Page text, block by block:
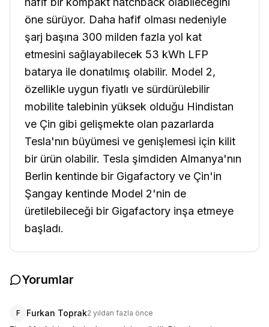
öne sürüyor. Daha hafif olması nedeniyle
şarj başına 300 milden fazla yol kat
etmesini sağlayabilecek 53 kWh LFP
batarya ile donatılmış olabilir. Model 2,
özellikle uygun fiyatlı ve sürdürülebilir
mobilite talebinin yüksek olduğu Hindistan
ve Çin gibi gelişmekte olan pazarlarda
Tesla'nın büyümesi ve genişlemesi için kilit
bir ürün olabilir. Tesla şimdiden Almanya'nın
Berlin kentinde bir Gigafactory ve Çin'in
Şangay kentinde Model 2'nin de
üretilebileceği bir Gigafactory inşa etmeye
başladı.
Yorumlar
F Furkan Toprak2 yıldan fazla önce